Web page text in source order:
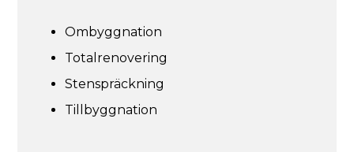
Ombyggnation
Totalrenovering
Stenspräckning
Tillbyggnation